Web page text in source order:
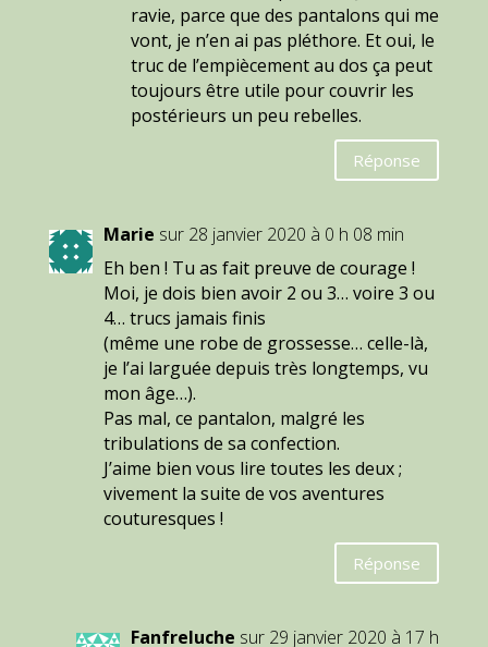
ravie, parce que des pantalons qui me
vont, je n’en ai pas pléthore. Et oui, le
truc de l’empiècement au dos ça peut
toujours être utile pour couvrir les
postérieurs un peu rebelles.
Réponse
Marie sur 28 janvier 2020 à 0 h 08 min
Eh ben ! Tu as fait preuve de courage !
Moi, je dois bien avoir 2 ou 3… voire 3 ou
4… trucs jamais finis
(même une robe de grossesse… celle-là,
je l’ai larguée depuis très longtemps, vu
mon âge…).
Pas mal, ce pantalon, malgré les
tribulations de sa confection.
J’aime bien vous lire toutes les deux ;
vivement la suite de vos aventures
couturesques !
Réponse
Fanfreluche sur 29 janvier 2020 à 17 h